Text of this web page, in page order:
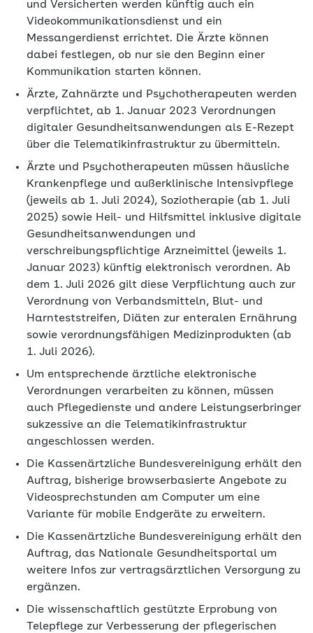
und Versicherten werden künftig auch ein
Videokommunikationsdienst und ein
Messangerdienst errichtet. Die Ärzte können
dabei festlegen, ob nur sie den Beginn einer
Kommunikation starten können.
Ärzte, Zahnärzte und Psychotherapeuten werden
verpflichtet, ab 1. Januar 2023 Verordnungen
digitaler Gesundheitsanwendungen als E-Rezept
über die Telematikinfrastruktur zu übermitteln.
Ärzte und Psychotherapeuten müssen häusliche
Krankenpflege und außerklinische Intensivpflege
(jeweils ab 1. Juli 2024), Soziotherapie (ab 1. Juli
2025) sowie Heil- und Hilfsmittel inklusive digitale
Gesundheitsanwendungen und
verschreibungspflichtige Arzneimittel (jeweils 1.
Januar 2023) künftig elektronisch verordnen. Ab
dem 1. Juli 2026 gilt diese Verpflichtung auch zur
Verordnung von Verbandsmitteln, Blut- und
Harnteststreifen, Diäten zur enteralen Ernährung
sowie verordnungsfähigen Medizinprodukten (ab
1. Juli 2026).
Um entsprechende ärztliche elektronische
Verordnungen verarbeiten zu können, müssen
auch Pflegedienste und andere Leistungserbringer
sukzessive an die Telematikinfrastruktur
angeschlossen werden.
Die Kassenärtzliche Bundesvereinigung erhält den
Auftrag, bisherige browserbasierte Angebote zu
Videosprechstunden am Computer um eine
Variante für mobile Endgeräte zu erweitern.
Die Kassenärtzliche Bundesvereinigung erhält den
Auftrag, das Nationale Gesundheitsportal um
weitere Infos zur vertragsärztlichen Versorgung zu
ergänzen.
Die wissenschaftlich gestützte Erprobung von
Telepflege zur Verbesserung der pflegerischen